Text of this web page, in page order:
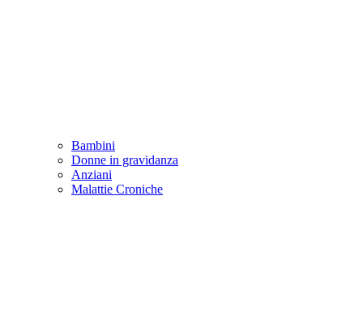
Bambini
Donne in gravidanza
Anziani
Malattie Croniche